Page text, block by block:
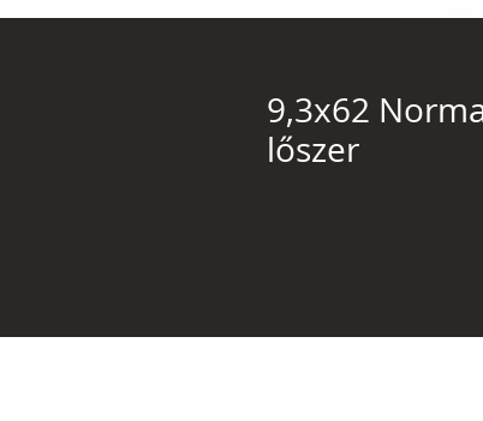
9,3x62
lőszer